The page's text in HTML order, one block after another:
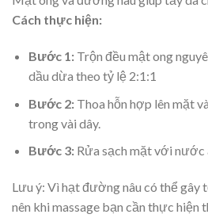
Cách thực hiện:
Bước 1:Trộn đều mật ong
dầu dừa theo tỷ lệ 2:1:1
Bước 2:Thoa hỗn hợp lên mặt
trong vài dây.
Bước 3:Rửa sạch mặt với nước
Lưu ý: Vì hạt đường nâu có thể gây
nên khi massage bạn cần thực hiện